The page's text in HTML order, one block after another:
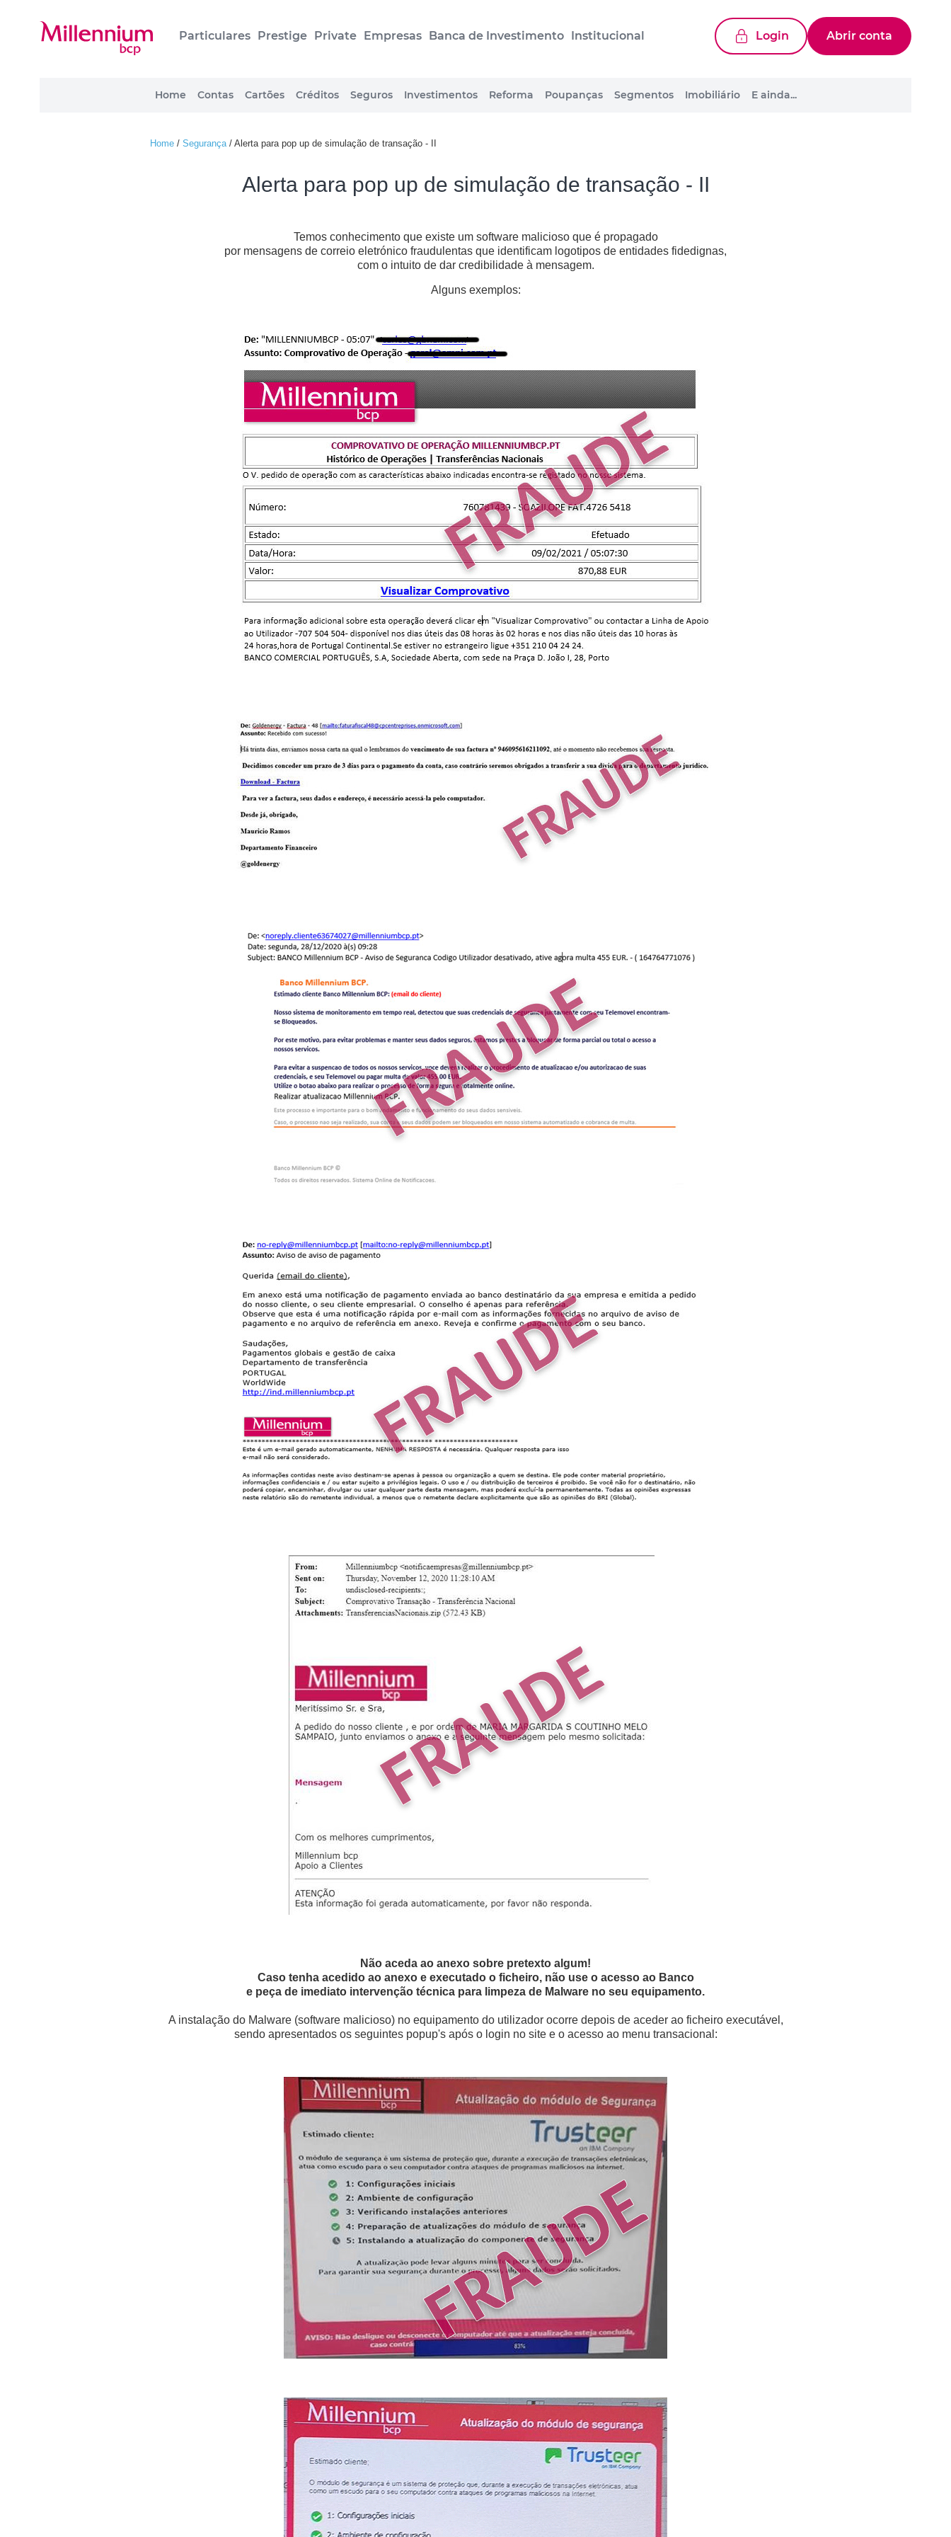
Particulares Prestige Private Empresas Banca de Investimento Institucional Login Abrir conta
Home Contas Cartões Créditos Seguros Investimentos Reforma Poupanças Segmentos Imobiliário E ainda...
Home / Segurança/ Alerta para pop up de simulação de transação - II
Alerta para pop up de simulação de transação - II
Temos conhecimento que existe um software malicioso que é propagado
por mensagens de correio eletrónico fraudulentas que identificam logotipos de entidades fidedignas,
com o intuito de dar credibilidade à mensagem.
Alguns exemplos:
Não aceda ao anexo sobre pretexto algum!
Caso tenha acedido ao anexo e executado o ficheiro, não use o acesso ao Banco
e peça de imediato intervenção técnica para limpeza de Malware no seu equipamento.
A instalação do Malware (software malicioso) no equipamento do utilizador ocorre depois de aceder ao ficheiro executável,
sendo apresentados os seguintes popup's após o login no site e o acesso ao menu transacional: